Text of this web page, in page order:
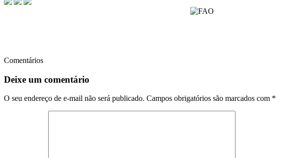
Comentários
Deixe um comentário
O seu endereço de e-mail não será publicado. Campos obrigatórios são marcados com *